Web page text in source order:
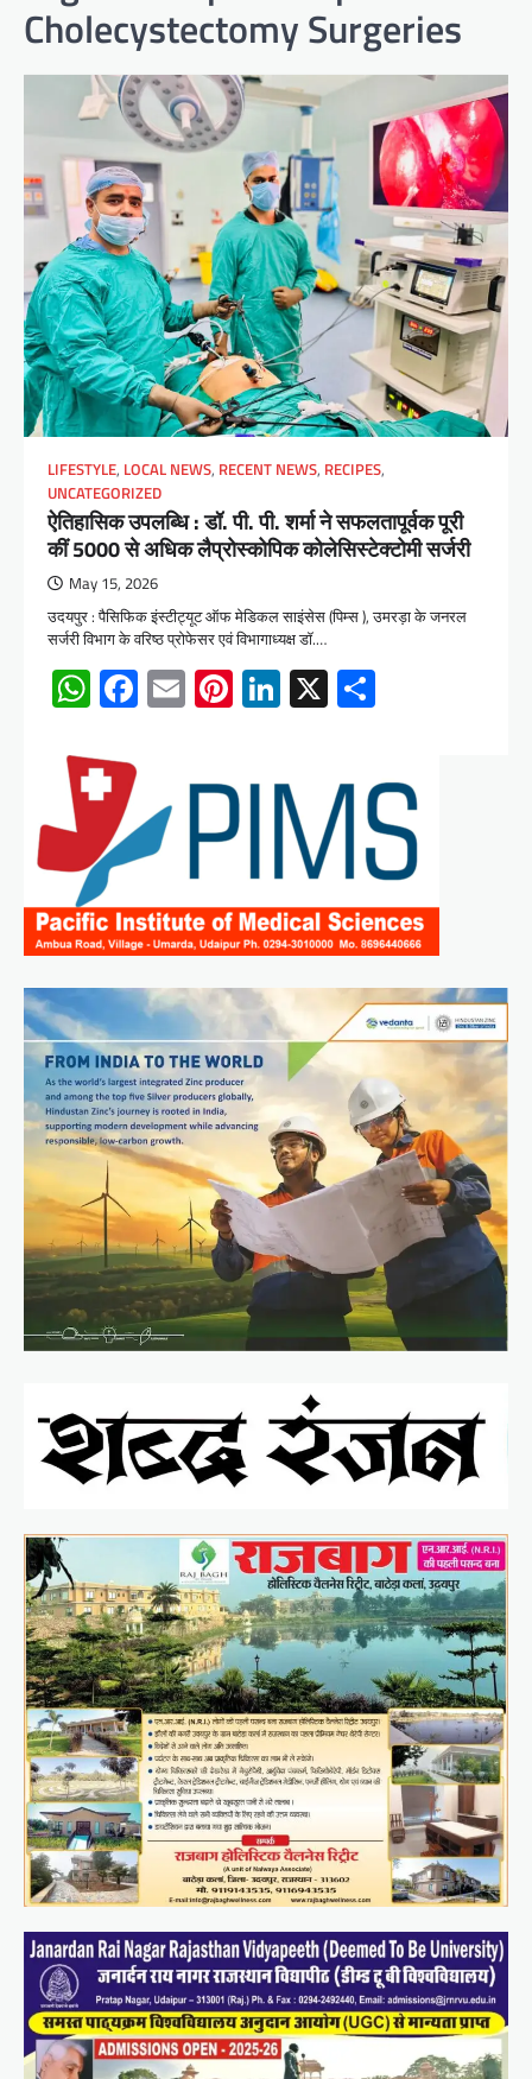
Cholecystectomy Surgeries
LIFESTYLE, LOCAL NEWS, RECENT NEWS, RECIPES,
UNCATEGORIZED
ऐतिहासिक उपलब्धि : डॉ. पी. पी. शर्मा ने सफलतापूर्वक पूरी
कीं 5000 से अधिक लैप्रोस्कोपिक कोलेसिस्टेक्टोमी सर्जरी
May 15, 2026
उदयपुर : पैसिफिक इंस्टीट्यूट ऑफ मेडिकल साइंसेस (पिम्स ), उमरड़ा के जनरल
सर्जरी विभाग के वरिष्ठ प्रोफेसर एवं विभागाध्यक्ष डॉ.…
WhatsApp
Facebook
EmailPinterest
LinkedIn
X